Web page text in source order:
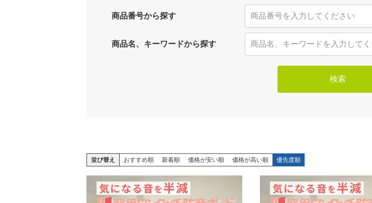
商品番号から探す
商品名、キーワードから探す
検索
並び替え おすすめ順 新着順 価格が安い順 価格が高い順 優先度順